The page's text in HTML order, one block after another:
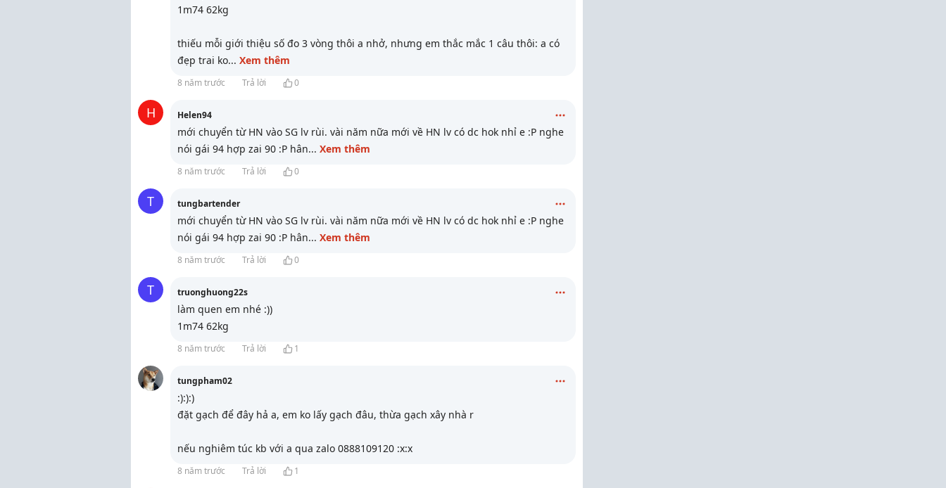
1m74 62kg
thiếu mỗi giới thiệu số đo 3 vòng thôi a nhở, nhưng em thắc mắc 1 câu thôi: a có
đẹp trai ko... Xem thêm
8 năm trước Trả lời 0
H Helen94
mới chuyển từ HN vào SG lv rùi. vài năm nữa mới về HN lv có dc hok nhỉ e :P nghe
nói gái 94 hợp zai 90 :P hân... Xem thêm
8 năm trước Trả lời 0
T tungbartender
mới chuyển từ HN vào SG lv rùi. vài năm nữa mới về HN lv có dc hok nhỉ e :P nghe
nói gái 94 hợp zai 90 :P hân... Xem thêm
8 năm trước Trả lời 0
T truonghuong22s
làm quen em nhé :))
1m74 62kg
8 năm trước Trả lời 1
tungpham02
:):):)
đặt gạch để đây hả a, em ko lấy gạch đâu, thừa gạch xây nhà r
nếu nghiêm túc kb với a qua zalo 0888109120 :x:x
8 năm trước Trả lời 1